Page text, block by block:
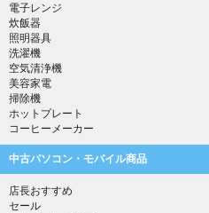
電子レンジ
炊飯器
照明器具
洗濯機
空気清浄機
美容家電
掃除機
ホットプレート
コーヒーメーカー
中古パソコン・モバイル商品
店長おすすめ
セール